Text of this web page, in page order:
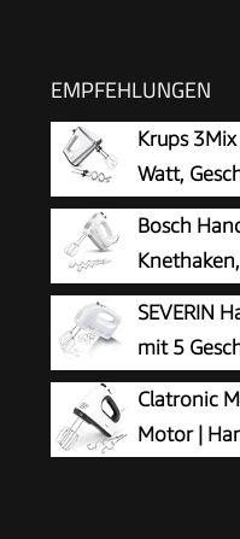
EMPFEHLUNGEN
Krups
Watt,
Bosch
Turbostufe, leicht,
MFQ24200
SEVERIN
mit 5
Edelstahl-
3820
Clatronic
Motor |